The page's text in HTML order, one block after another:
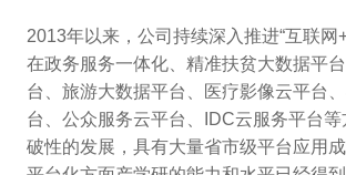
2013年以来，公司持续深入推进“互联网
在政务服务一体化、精准扶贫大数据平
台、旅游大数据平台、医疗影像云平台
台、公众服务云平台、IDC云服务平台
破性的发展，具有大量省市级平台应用